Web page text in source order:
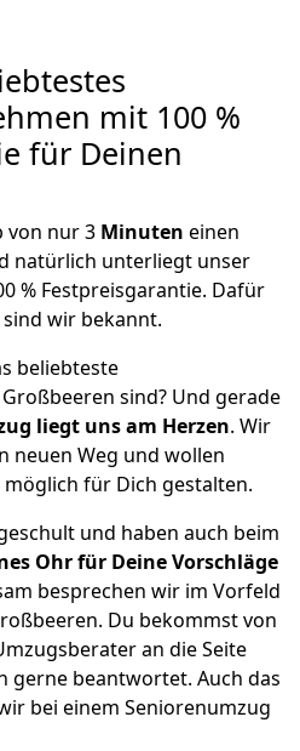
mit 100 %
für Deinen
von nur 3 Minuten einen
natürlich unterliegt unser
% Festpreisgarantie. Dafür
wir bekannt.
beliebteste
sind? Und gerade
liegt uns am Herzen. Wir
neuen Weg und wollen
für Dich gestalten.
und haben auch beim
Ohr für Deine Vorschläge
besprechen wir im Vorfeld
Du bekommst von
an die Seite
gerne beantwortet. Auch das
bei einem Seniorenumzug